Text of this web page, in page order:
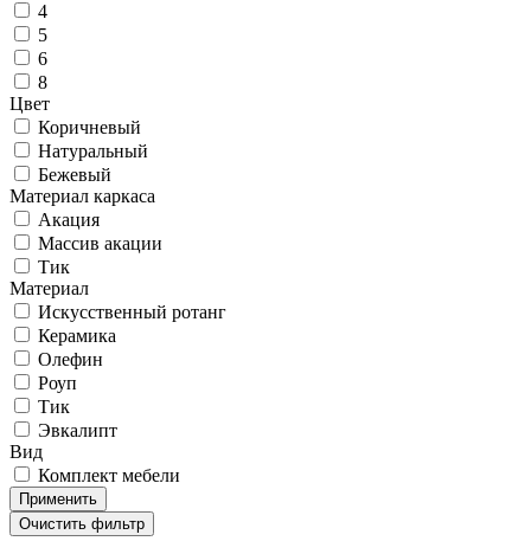
4
5
6
8
Цвет
Коричневый
Натуральный
Бежевый
Материал каркаса
Акация
Массив акации
Тик
Материал
Искусственный ротанг
Керамика
Олефин
Роуп
Тик
Эвкалипт
Вид
Комплект мебели